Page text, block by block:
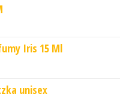
Iris 15 Ml
unisex